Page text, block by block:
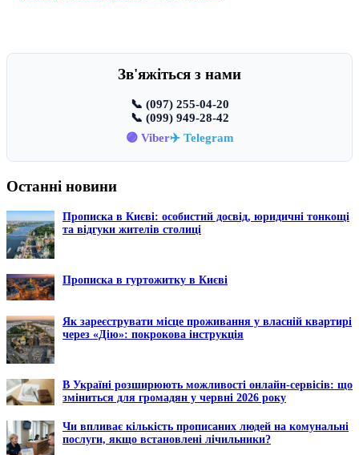
Зв'яжіться з нами
📞 (097) 255-04-20
📞 (099) 949-28-42
🟣 Viber✈️ Telegram
Останні новини
Прописка в Києві: особистий досвід, юридичні тонкощі
та відгуки жителів столиці
Прописка в гуртожитку в Києві
Як зареєструвати місце проживання у власній квартирі
через «Дію»: покрокова інструкція
В Україні розширюють можливості онлайн-сервісів: що
зміниться для громадян у червні 2026 року
Чи впливає кількість прописаних людей на комунальні
послуги, якщо встановлені лічильники?